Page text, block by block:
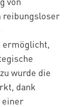
reibungsloser
ermöglicht,
wurde die
dank
einer